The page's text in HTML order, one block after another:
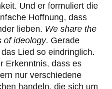
Und er formuliert die
Hoffnung, dass
lieben. We share the
of ideology. Gerade
Lied so eindringlich.
Erkenntnis, dass es
nur verschiedene
handeln, die sich um